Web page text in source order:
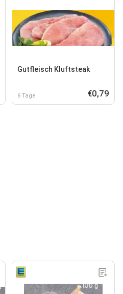
Gutfleisch Kluftsteak
6 Tage €0,79